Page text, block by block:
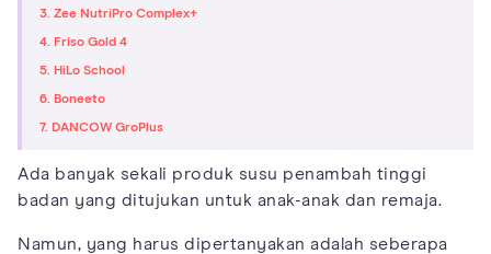
3. Zee NutriPro Complex+
4. Friso Gold 4
5. HiLo School
6. Boneeto
7. DANCOW GroPlus
Ada banyak sekali produk susu penambah tinggi
badan yang ditujukan untuk anak-anak dan remaja.
Namun, yang harus dipertanyakan adalah seberapa